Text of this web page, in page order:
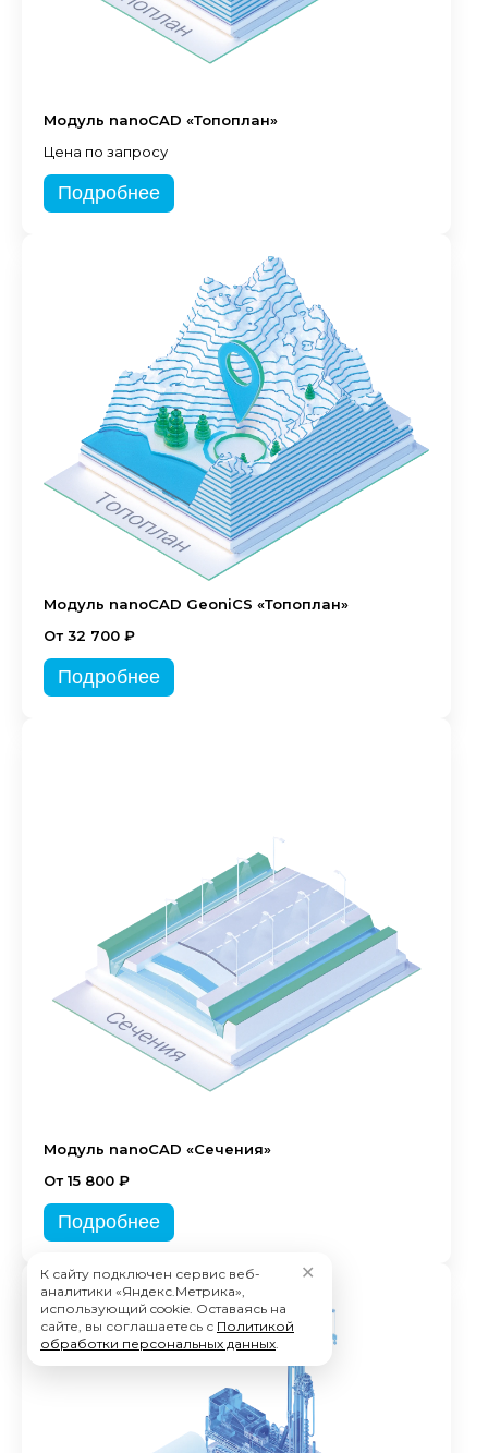
Модуль nanoCAD «Топоплан»
Цена по запросу
Подробнее
Модуль nanoCAD GeoniCS «Топоплан»
От 32 700 ₽
Подробнее
Модуль nanoCAD «Сечения»
От 15 800 ₽
Подробнее
К сайту подключен сервис веб-
аналитики «Яндекс.Метрика»,
использующий cookie. Оставаясь на
сайте, вы соглашаетесь с Политикой
обработки персональных данных.
✕